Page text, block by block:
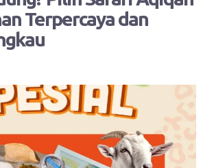
Terpercaya dan